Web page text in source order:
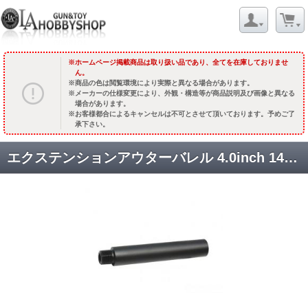
ホームページ掲載商品は取り扱い品であり、全てを在庫しておりませ
ん。
商品の色は閲覧環境により実際と異なる場合があります。
メーカーの仕様変更により、外観・構造等が商品説明及び画像と異なる
場合があります。
お客様都合によるキャンセルは不可とさせて頂いております。予めご了
承下さい。
エクステンションアウターバレル 4.0inch 14mm [STBR44D] 逆>正 [取寄]